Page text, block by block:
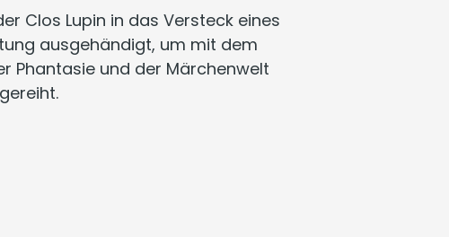
Clos Lupin in das Versteck eines
ausgehändigt, um mit dem
Phantasie und der Märchenwelt